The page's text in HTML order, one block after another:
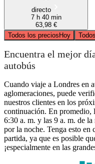
directo
7 h 40 min
63,98 €
Todos los preciosHoy
Encuentra el mejor
autobús
Cuando viaje a Londres en
aglomeraciones, puede
nuestros clientes en los
continuación. En promedio,
6:30 a. m. y las 9 a. m. de
por la noche. Tenga esto en
partida, ya que es posible
¡especialmente en las